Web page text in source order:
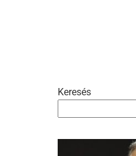
Keresés